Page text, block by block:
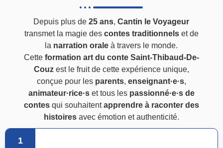
Depuis plus de25 ans,Cantin le Voyageur
transmet la magie des contes traditionnelset de
la narration orale à travers le monde.
Cette formation art du conte Saint-Thibaud-De-
Couzest le fruit de cette expérience unique,
conçue pour les parents, enseignant·e·s,
animateur·rice·set tous les passionné·e·s de
contesqui souhaitentapprendre à raconter des
histoiresavec émotion et authenticité.
1